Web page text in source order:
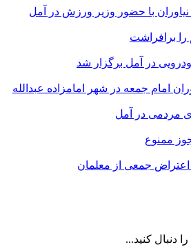
نیاوران با حضور وزیر ورزش در آمل
را برافراشت
در آمل برگزار شد
امام جمعه در شهر امامزاده عبدالله
در آمل
ممنوع
جمعی از معلمان
دنبال کنید...